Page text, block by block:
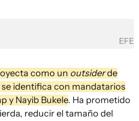
EFE
como un outsiderde
identifica con mandatarios
y Nayib Bukele. Ha prometido
reducir el tamaño del